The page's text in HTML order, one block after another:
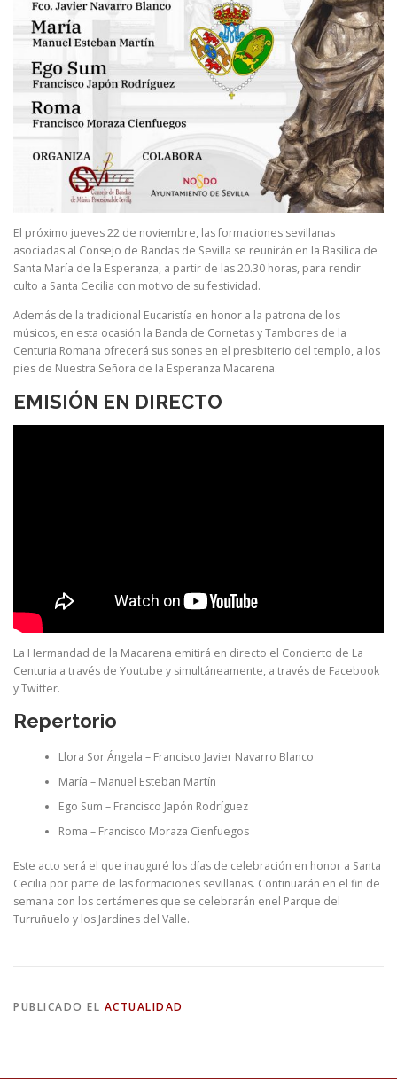
El próximo jueves 22 de noviembre, las formaciones sevillanas
asociadas al Consejo de Bandas de Sevilla se reunirán en la Basílica de
Santa María de la Esperanza, a partir de las 20.30 horas, para rendir
culto a Santa Cecilia con motivo de su festividad.
Además de la tradicional Eucaristía en honor a la patrona de los
músicos, en esta ocasión la Banda de Cornetas y Tambores de la
Centuria Romana ofrecerá sus sones en el presbiterio del templo, a los
pies de Nuestra Señora de la Esperanza Macarena.
EMISIÓN EN DIRECTO
La Hermandad de la Macarena emitirá en directo el Concierto de La
Centuria a través de Youtube y simultáneamente, a través de Facebook
y Twitter.
Repertorio
Llora Sor Ángela – Francisco Javier Navarro Blanco
María – Manuel Esteban Martín
Ego Sum – Francisco Japón Rodríguez
Roma – Francisco Moraza Cienfuegos
Este acto será el que inauguré los días de celebración en honor a Santa
Cecilia por parte de las formaciones sevillanas. Continuarán en el fin de
semana con los certámenes que se celebrarán enel Parque del
Turruñuelo y los Jardínes del Valle.
PUBLICADO EL ACTUALIDAD